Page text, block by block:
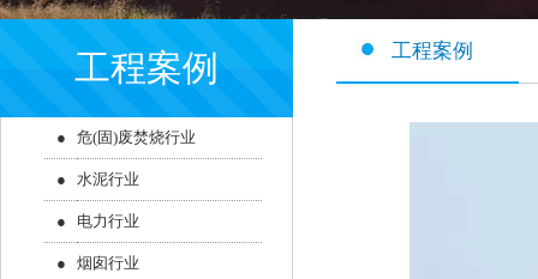
工程案例
● 危(固)废焚烧行业
● 水泥行业
● 电力行业
● 烟囱行业
工程案例